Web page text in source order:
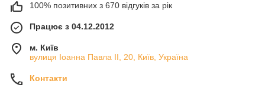
100% позитивних з 670 відгуків за рік
Працює з 04.12.2012
м. Київ
вулиця Іоанна Павла ІІ, 20, Київ, Україна
Контакти